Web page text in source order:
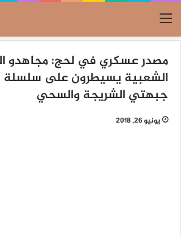
القائمة
مصدر عسكري في لحج: مجاهدو
الشعبية يسيطرون على سلسلة
جبهتي الشريجة والسحي
يونيو 26, 2018